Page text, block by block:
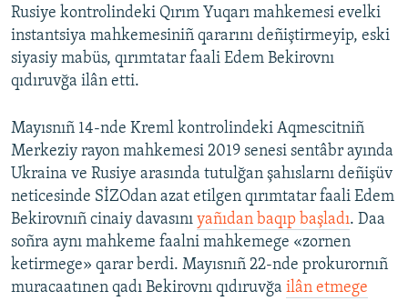
Rusiye kontrolindeki Qırım Yuqarı mahkemesi evelki
instantsiya mahkemesiniñ qararını deñiştirmeyip, eski
siyasiy mabüs, qırımtatar faali Edem Bekirovnı
qıdıruvğa ilân etti.
Mayısnıñ 14-nde Kreml kontrolindeki Aqmescitniñ
Merkeziy rayon mahkemesi 2019 senesi sentâbr ayında
Ukraina ve Rusiye arasında tutulğan şahıslarnı deñişüv
neticesinde SİZOdan azat etilgen qırımtatar faali Edem
Bekirovnıñ cinaiy davasını yañıdan baqıp başladı. Daa
soñra aynı mahkeme faalni mahkemege «zornen
ketirmege» qarar berdi. Mayısnıñ 22-nde prokurornıñ
muracaatınen qadı Bekirovnı qıdıruvğa ilân etmege